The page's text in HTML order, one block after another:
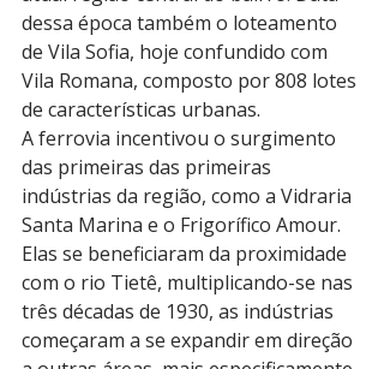
dessa época também o loteamento
de Vila Sofia, hoje confundido com
Vila Romana, composto por 808 lotes
de características urbanas.
A ferrovia incentivou o surgimento
das primeiras das primeiras
indústrias da região, como a Vidraria
Santa Marina e o Frigorífico Amour.
Elas se beneficiaram da proximidade
com o rio Tietê, multiplicando-se nas
três décadas de 1930, as indústrias
começaram a se expandir em direção